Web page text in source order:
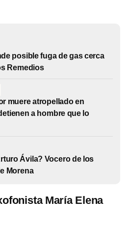
posible fuga de gas cerca
Remedios
muere atropellado en
a hombre que lo
Ávila? Vocero de los
Morena
María Elena